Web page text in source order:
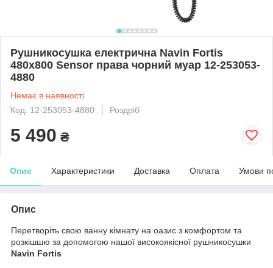
Рушникосушка електрична Navin Fortis
480х800 Sensor права чорний муар 12-253053-
4880
Немає в наявності
Код: 12-253053-4880
Роздріб
5 490 ₴
Опис Характеристики Доставка Оплата Умови
Опис
Перетворіть свою ванну кімнату на оазис з комфортом та
розкішшю за допомогою нашої високоякісної рушникосушки
Navin Fortis